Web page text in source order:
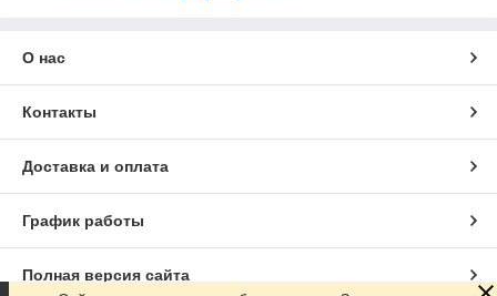
О нас
Контакты
Доставка и оплата
График работы
Полная версия сайта